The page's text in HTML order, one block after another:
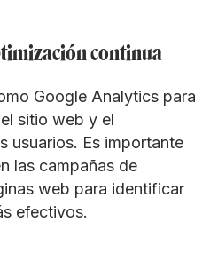
continua
Google Analytics para
sitio web y el
usuarios. Es importante
las campañas de
web para identificar
efectivos.